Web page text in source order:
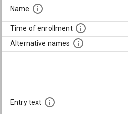
Name
Time of enrollment
Alternative names
Entry text